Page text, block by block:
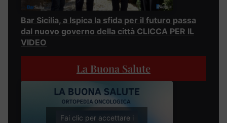
Bar Sicilia, a Ispica la sfida per il futuro passa
dal nuovo governo della città CLICCA PER IL
VIDEO
La Buona Salute
Fai clic per accettare i